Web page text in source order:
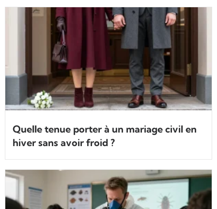
Quelle tenue porter à un mariage civil en
hiver sans avoir froid ?